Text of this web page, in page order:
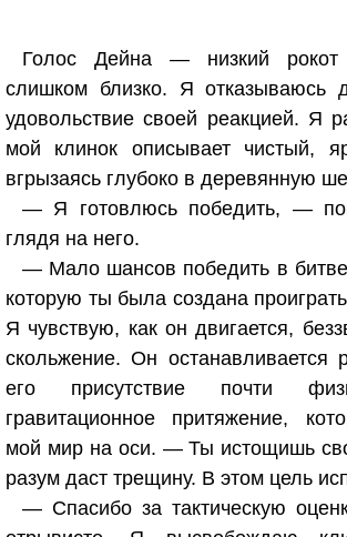
Голос Дейна — низкий рокот
слишком близко. Я отказываюсь
удовольствие своей реакцией. Я
мой клинок описывает чистый,
вгрызаясь глубоко в деревянную
— Я готовлюсь победить, —
глядя на него.
— Мало шансов победить в
которую ты была создана
Я чувствую, как он двигается,
скольжение. Он останавливается
его присутствие почти
гравитационное притяжение,
мой мир на оси. — Ты истощишь
разум даст трещину. В этом цель
— Спасибо за тактическую